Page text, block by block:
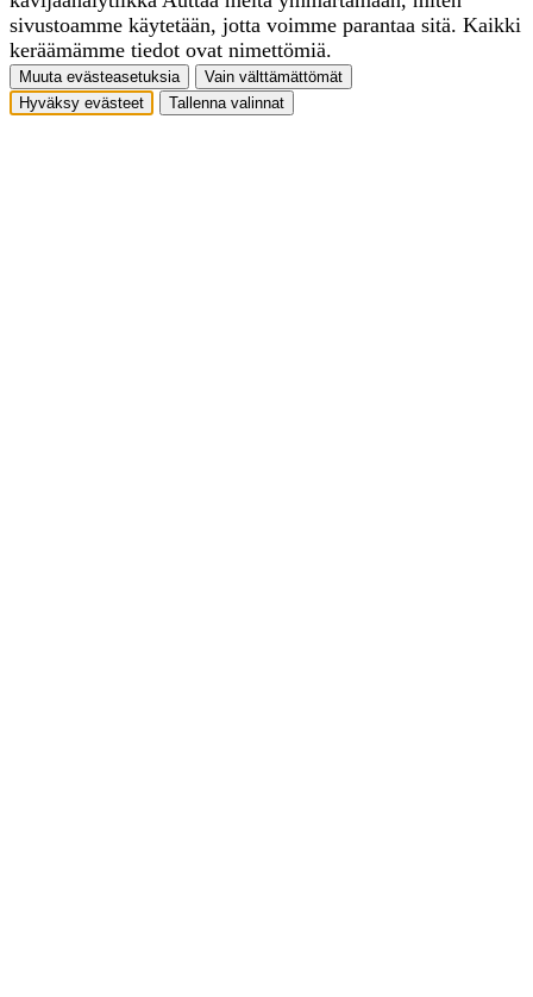
sivustoamme käytetään, jotta voimme parantaa sitä. Kaikki
keräämämme tiedot ovat nimettömiä.
Muuta evästeasetuksia
Vain välttämättömät
Hyväksy evästeet
Tallenna valinnat